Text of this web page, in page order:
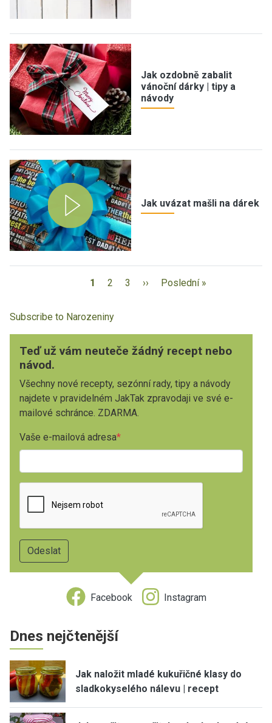
Jak ozdobně zabalit
vánoční dárky | tipy a
návody
Jak uvázat mašli na dárek
1 2 3 ›› Poslední »
Subscribe to Narozeniny
Teď už vám neuteče žádný recept nebo
návod.
Všechny nové recepty, sezónní rady, tipy a návody
najdete v pravidelném JakTak zpravodaji ve své e-
mailové schránce. ZDARMA.
Vaše e-mailová adresa
Facebook Instagram
Dnes nejčtenější
Jak naložit mladé kukuřičné klasy do
sladkokyselého nálevu | recept